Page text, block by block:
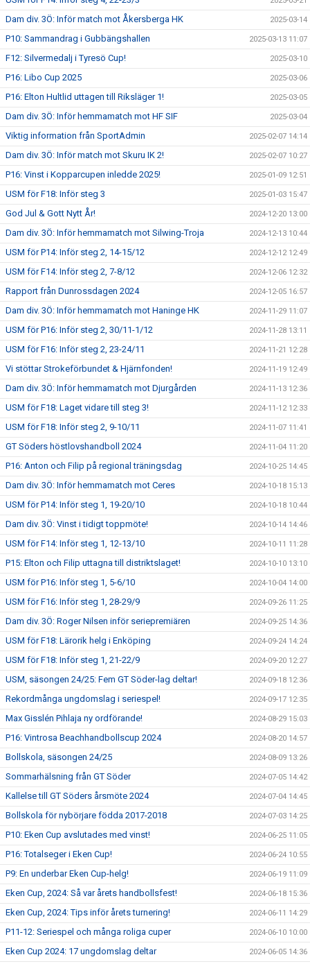
Dam div. 3Ö: Inför match mot Åkersberga HK 2025-03-14
P10: Sammandrag i Gubbängshallen 2025-03-13 11:07
F12: Silvermedalj i Tyresö Cup! 2025-03-10
P16: Libo Cup 2025 2025-03-06
P16: Elton Hultlid uttagen till Riksläger 1! 2025-03-05
Dam div. 3Ö: Inför hemmamatch mot HF SIF 2025-03-04
Viktig information från SportAdmin 2025-02-07 14:14
Dam div. 3Ö: Inför match mot Skuru IK 2! 2025-02-07 10:27
P16: Vinst i Kopparcupen inledde 2025! 2025-01-09 12:51
USM för F18: Inför steg 3 2025-01-03 15:47
God Jul & Gott Nytt År! 2024-12-20 13:00
Dam div. 3Ö: Inför hemmamatch mot Silwing-Troja 2024-12-13 10:44
USM för P14: Inför steg 2, 14-15/12 2024-12-12 12:49
USM för F14: Inför steg 2, 7-8/12 2024-12-06 12:32
Rapport från Dunrossdagen 2024 2024-12-05 16:57
Dam div. 3Ö: Inför hemmamatch mot Haninge HK 2024-11-29 11:07
USM för P16: Inför steg 2, 30/11-1/12 2024-11-28 13:11
USM för F16: Inför steg 2, 23-24/11 2024-11-21 12:28
Vi stöttar Strokeförbundet & Hjärnfonden! 2024-11-19 12:49
Dam div. 3Ö: Inför hemmamatch mot Djurgården 2024-11-13 12:36
USM för F18: Laget vidare till steg 3! 2024-11-12 12:33
USM för F18: Inför steg 2, 9-10/11 2024-11-07 11:41
GT Söders höstlovshandboll 2024 2024-11-04 11:20
P16: Anton och Filip på regional träningsdag 2024-10-25 14:45
Dam div. 3Ö: Inför hemmamatch mot Ceres 2024-10-18 15:13
USM för P14: Inför steg 1, 19-20/10 2024-10-18 10:44
Dam div. 3Ö: Vinst i tidigt toppmöte! 2024-10-14 14:46
USM för F14: Inför steg 1, 12-13/10 2024-10-11 11:28
P15: Elton och Filip uttagna till distriktslaget! 2024-10-10 13:10
USM för P16: Inför steg 1, 5-6/10 2024-10-04 14:00
USM för F16: Inför steg 1, 28-29/9 2024-09-26 11:25
Dam div. 3Ö: Roger Nilsen inför seriepremiären 2024-09-25 14:36
USM för F18: Lärorik helg i Enköping 2024-09-24 14:24
USM för F18: Inför steg 1, 21-22/9 2024-09-20 12:27
USM, säsongen 24/25: Fem GT Söder-lag deltar! 2024-09-18 12:36
Rekordmånga ungdomslag i seriespel! 2024-09-17 12:35
Max Gisslén Pihlaja ny ordförande! 2024-08-29 15:03
P16: Vintrosa Beachhandbollscup 2024 2024-08-20 14:57
Bollskola, säsongen 24/25 2024-08-09 13:26
Sommarhälsning från GT Söder 2024-07-05 14:42
Kallelse till GT Söders årsmöte 2024 2024-07-04 14:45
Bollskola för nybörjare födda 2017-2018 2024-07-03 14:25
P10: Eken Cup avslutades med vinst! 2024-06-25 11:05
P16: Totalseger i Eken Cup! 2024-06-24 10:55
P9: En underbar Eken Cup-helg! 2024-06-19 11:09
Eken Cup, 2024: Så var årets handbollsfest! 2024-06-18 15:36
Eken Cup, 2024: Tips inför årets turnering! 2024-06-11 14:29
P11-12: Seriespel och många roliga cuper 2024-06-10 10:00
Eken Cup 2024: 17 ungdomslag deltar 2024-06-05 14:36